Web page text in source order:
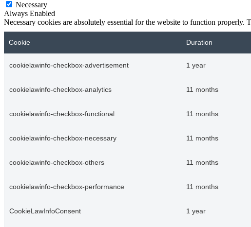
Necessary
Always Enabled
Necessary cookies are absolutely essential for the website to function
Cookie Duration
cookielawinfo-checkbox-advertisement 1 year
cookielawinfo-checkbox-analytics 11 months
cookielawinfo-checkbox-functional 11 months
cookielawinfo-checkbox-necessary 11 months
cookielawinfo-checkbox-others 11 months
cookielawinfo-checkbox-performance 11 months
CookieLawInfoConsent 1 year